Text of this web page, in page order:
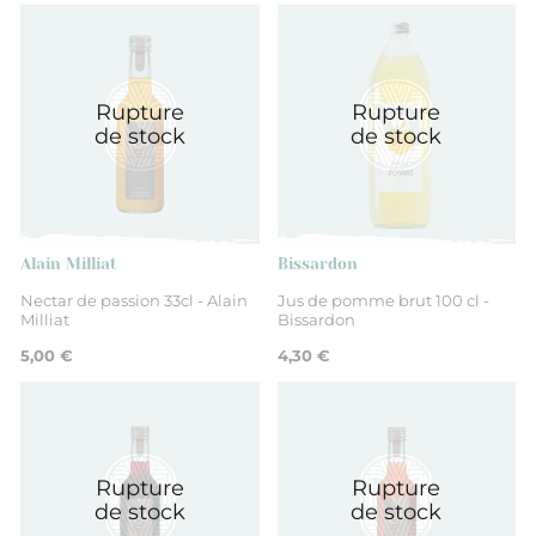
France
Auvergne Rhône-Alpes
acide ascorbique
Eau, Pulpe de mangue (41%), Sucre,
Acidifiant
Antioxydant
Rupture
de stock
Alain Milliat
Nectar de passion 33cl - Alain
Milliat
5,00 €
Rupture
de stock
Bissardon
Jus de pomme brut 100 cl -
Bissardon
4,30 €
Rupture
de stock
Rupture
de stock